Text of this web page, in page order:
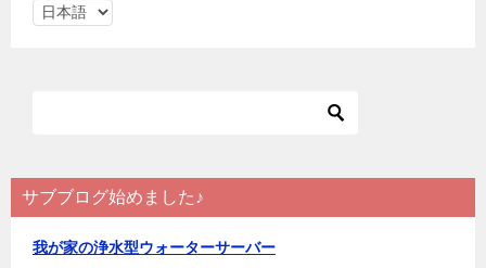
言
サブブログ始めました♪
我が家の浄水型ウォーターサーバー